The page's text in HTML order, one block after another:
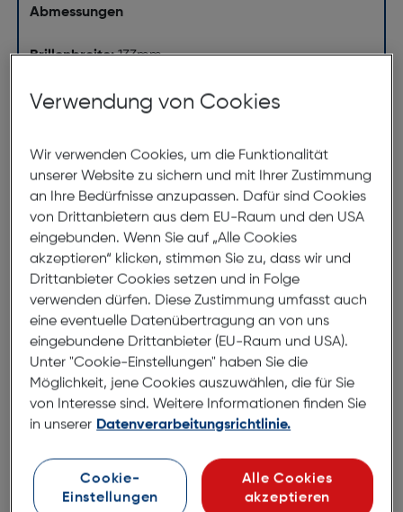
Abmessungen
Brillenbreite:133mm
Glasbreite:53mm
(individuell ausrichtbar)
133mm
15mm
53mm
140mm
Verwendung von Cookies
Wir verwenden Cookies, um die Funktionalität
unserer Website zu sichern und mit Ihrer Zustimmung
an Ihre Bedürfnisse anzupassen. Dafür sind Cookies
von Drittanbietern aus dem EU-Raum und den USA
eingebunden. Wenn Sie auf „Alle Cookies
akzeptieren“ klicken, stimmen Sie zu, dass wir und
Drittanbieter Cookies setzen und in Folge
verwenden dürfen. Diese Zustimmung umfasst auch
eine eventuelle Datenübertragung an von uns
eingebundene Drittanbieter (EU-Raum und USA).
Unter "Cookie-Einstellungen" haben Sie die
Möglichkeit, jene Cookies auszuwählen, die für Sie
von Interesse sind. Weitere Informationen finden Sie
in unserer Datenverarbeitungsrichtlinie.
Cookie-
Einstellungen
Alle Cookies
akzeptieren